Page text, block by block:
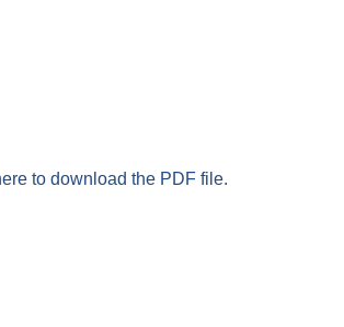
to download the PDF file.